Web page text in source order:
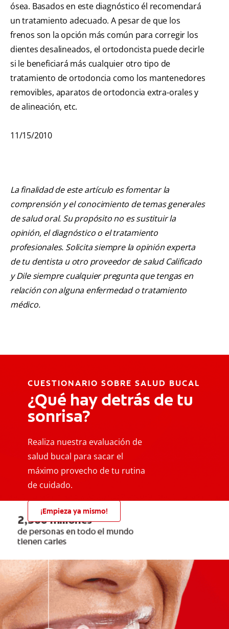
ósea. Basados en este diagnóstico él recomendará
un tratamiento adecuado. A pesar de que los
frenos son la opción más común para corregir los
dientes desalineados, el ortodoncista puede decirle
si le beneficiará más cualquier otro tipo de
tratamiento de ortodoncia como los mantenedores
removibles, aparatos de ortodoncia extra-orales y
de alineación, etc.
11/15/2010
La finalidad de este artículo es fomentar la
comprensión y el conocimiento de temas generales
de salud oral. Su propósito no es sustituir la
opinión, el diagnóstico o el tratamiento
profesionales. Solicita siempre la opinión experta
de tu dentista u otro proveedor de salud Calificado
y Dile siempre cualquier pregunta que tengas en
relación con alguna enfermedad o tratamiento
médico.
CUESTIONARIO SOBRE SALUD BUCAL
¿Qué hay detrás de tu
sonrisa?
Realiza nuestra evaluación de
salud bucal para sacar el
máximo provecho de tu rutina
de cuidado.
¡Empieza ya mismo!